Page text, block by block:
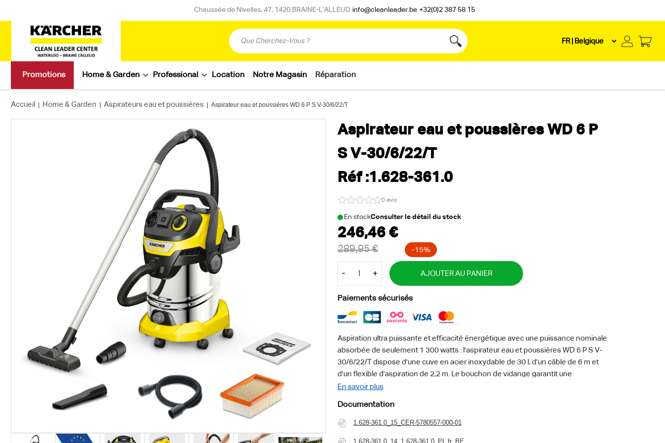
Chaussée de Nivelles, 47, 1420 BRAINE-L’ALLEUD info@cleanleader.be +32(0)2 387 58 15
Accueil | Home & Garden | Aspirateurs eau et poussières | Aspirateur eau et poussières WD 6 P S V-30/6/22/T
Aspirateur eau et poussières WD 6 P
S V-30/6/22/T
Réf :1.628-361.0
0 avis
En stockConsulter le détail du stock
- + AJOUTER AU PANIER
Paiements sécurisés
Aspiration ultra puissante et efficacité énergétique avec une puissance nominale
absorbée de seulement 1 300 watts : l'aspirateur eau et poussières WD 6 P S V-
30/6/22/T dispose d'une cuve en acier inoxydable de 30 l, d'un câble de 6 m et
d'un flexible d'aspiration de 2,2 m. Le bouchon de vidange garantit une
évacuation facile des liquides aspirés. Sa prise intégrée avec fonction
Grâce au bouton rotatif, la puissance d'aspiration peut être réglée en fonction des
En savoir plus
Documentation
1.628-361.0_15_CER-5780557-000-01
1.628-361.0_14_1.628-361.0_PI_fr_BE
Promotions Home & Garden Professional Location Notre Magasin Réparation